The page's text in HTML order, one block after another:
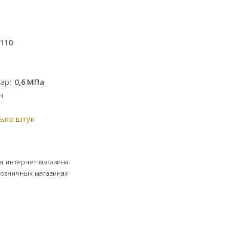
110
0,6 МПа
штук
интернет-магазина
магазинах